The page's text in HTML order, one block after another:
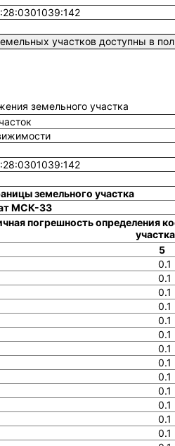
участков доступны в
земельного участка
земельного участка
МСК-33
погрешность определения
5
0.1
0.1
0.1
0.1
0.1
0.1
0.1
0.1
0.1
0.1
0.1
0.1
0.1